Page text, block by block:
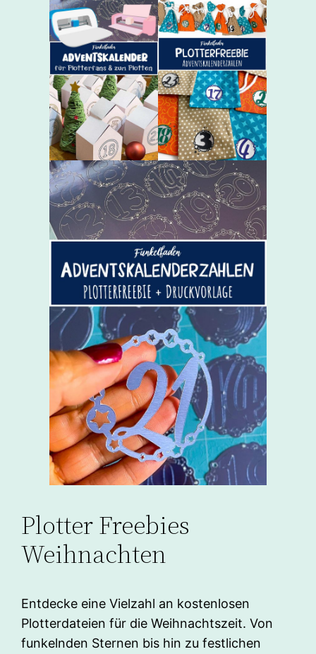
Plotter Freebies
Weihnachten
Entdecke eine Vielzahl an kostenlosen
Plotterdateien für die Weihnachtszeit. Von
funkelnden Sternen bis hin zu festlichen